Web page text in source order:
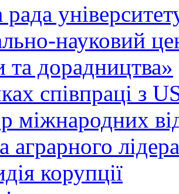
науковий
та дорадництва»
співпраці з
міжнародних
аграрного лідера
корупції